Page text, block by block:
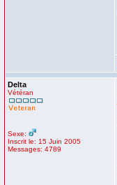
Delta
Vétéran
Sexe:
Inscrit le: 15 Juin 2005
Messages: 4789